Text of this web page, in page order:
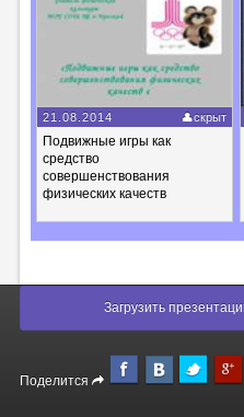
21.08.2014 скрыт
Подвижные игры как
средство
совершенствования
физических качеств
Загрузить
Поделится